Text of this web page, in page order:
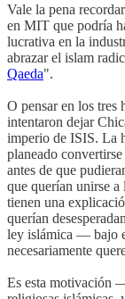
Vale la pena
en MIT que podría
lucrativa en la
abrazar el islam
Qaeda".
O pensar en los tres
intentaron dejar
imperio de ISIS. La
planeado
antes de que
que querían unirse a
tienen una
querían
ley islámica — bajo
necesariamente
Es esta motivación